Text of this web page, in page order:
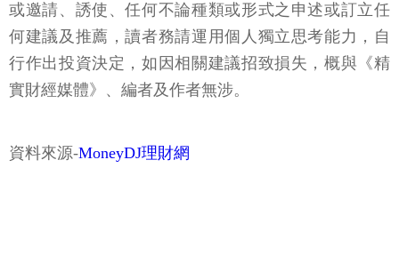
或邀請、誘使、任何不論種類或形式之申述或訂立任
何建議及推薦，讀者務請運用個人獨立思考能力，自
行作出投資決定，如因相關建議招致損失，概與《精
實財經媒體》、編者及作者無涉。
資料來源-MoneyDJ理財網